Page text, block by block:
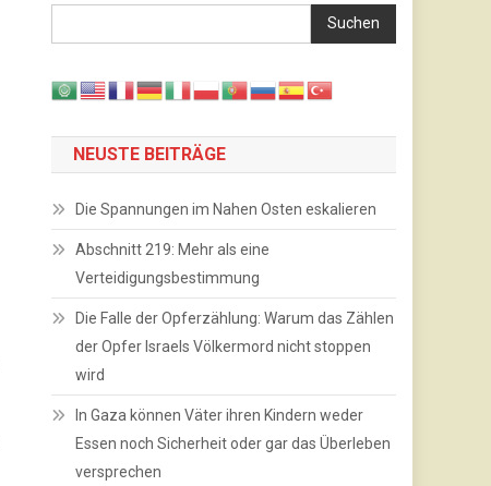
Suchen
NEUSTE BEITRÄGE
Die Spannungen im Nahen Osten eskalieren
Abschnitt 219: Mehr als eine
Verteidigungsbestimmung
Die Falle der Opferzählung: Warum das Zählen
der Opfer Israels Völkermord nicht stoppen
wird
In Gaza können Väter ihren Kindern weder
Essen noch Sicherheit oder gar das Überleben
versprechen